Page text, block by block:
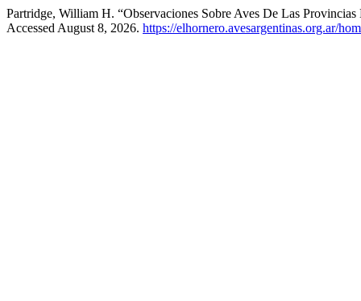
Partridge, William H. “Observaciones Sobre Aves De Las
Accessed August 8, 2026. https://elhornero.avesargentinas.org.ar/